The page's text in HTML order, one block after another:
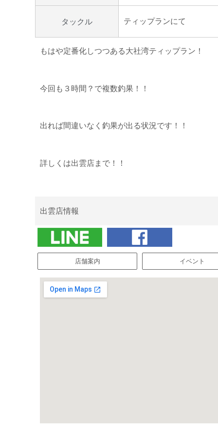
タックル ティップランにて
もはや定番化しつつある大社湾ティップラン！
今回も３時間？で複数釣果！！
出れば間違いなく釣果が出る状況です！！
詳しくは出雲店まで！！
出雲店情報
店舗案内 イベント